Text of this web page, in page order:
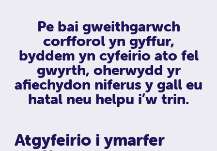
Pe bai gweithgarwch
corfforol yn gyffur,
byddem yn cyfeirio ato fel
gwyrth, oherwydd yr
afiechydon niferus y gall eu
hatal neu helpu i’w trin.
Atgyfeirio i ymarfer